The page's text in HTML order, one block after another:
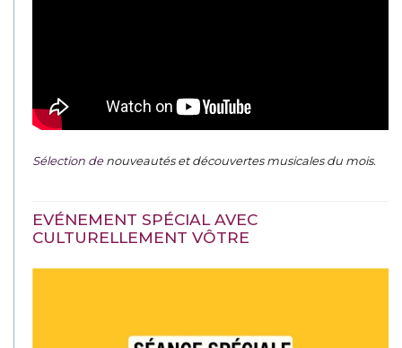
Sélection denouveautés et découvertes musicales du mois.
EVÉNEMENT SPÉCIAL AVEC
CULTURELLEMENT VÔTRE